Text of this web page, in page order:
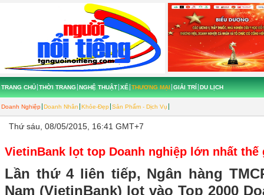
TRANG CHỦ THỜI TRANG NGHỆ THUẬT XẾ THƯƠNG MẠI
Doanh Nghiệp Doanh Nhân Khỏe-Đẹp Sản Phẩm - Dịch Vụ
GIẢI TRÍ DU LỊCH
Thứ sáu, 08/05/2015, 16:41 GMT+7
VietinBank lọt top Doanh nghiệp lớn nhất thế
Lần thứ 4 liên tiếp, Ngân hàng
Nam (VietinBank) lọt vào Top 2000